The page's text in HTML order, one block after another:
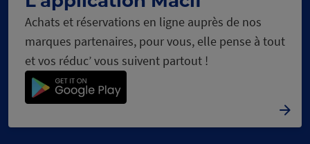
Achats et réservations en ligne auprès de nos
marques partenaires, pour vous, elle pense à tout
et vos réduc’ vous suivent partout !